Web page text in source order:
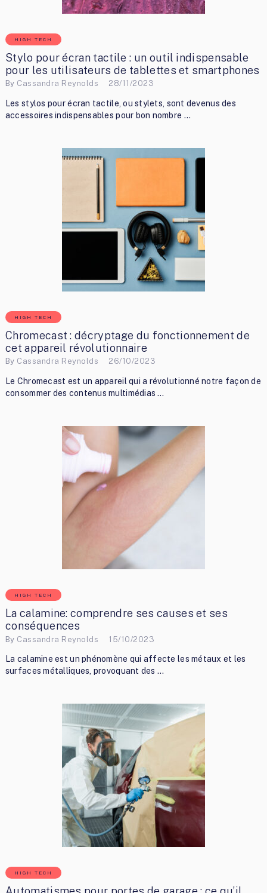
HIGH TECH
Stylo pour écran tactile : un outil indispensable
pour les utilisateurs de tablettes et smartphones
By Cassandra Reynolds 28/11/2023
Les stylos pour écran tactile, ou stylets, sont devenus des
accessoires indispensables pour bon nombre …
HIGH TECH
Chromecast : décryptage du fonctionnement de
cet appareil révolutionnaire
By Cassandra Reynolds 26/10/2023
Le Chromecast est un appareil qui a révolutionné notre façon de
consommer des contenus multimédias …
HIGH TECH
La calamine: comprendre ses causes et ses
conséquences
By Cassandra Reynolds 15/10/2023
La calamine est un phénomène qui affecte les métaux et les
surfaces métalliques, provoquant des …
HIGH TECH